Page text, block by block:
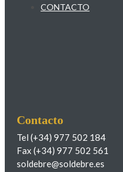
CONTACTO
Contacto
Tel (+34) 977 502 184
Fax (+34) 977 502 561
soldebre@soldebre.es